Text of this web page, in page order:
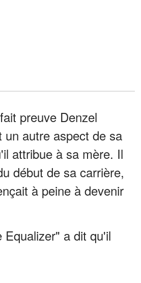
preuve Denzel
un autre aspect de sa
attribue à sa mère. Il
début de sa carrière,
à peine à devenir
Equalizer" a dit qu'il